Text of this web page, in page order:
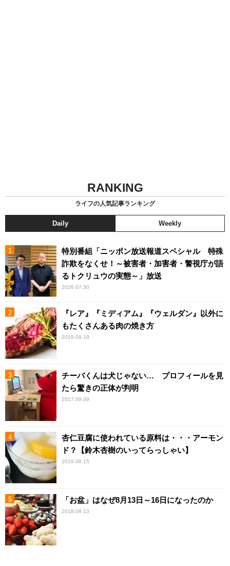
RANKING
ライフの人気記事ランキング
Daily Weekly
特別番組「ニッポン放送報道スペシャル 特殊
詐欺をなくせ！～被害者・加害者・警視庁が語
るトクリュウの実態～」放送
2026.07.30
『レア』『ミディアム』『ウェルダン』以外に
もたくさんある肉の焼き方
2018.09.19
チーバくんは犬じゃない… プロフィールを見
たら驚きの正体が判明
2017.09.09
杏仁豆腐に使われている原料は・・・アーモン
ド？【鈴木杏樹のいってらっしゃい】
2016.06.15
「お盆」はなぜ8月13日～16日になったのか
2018.08.13